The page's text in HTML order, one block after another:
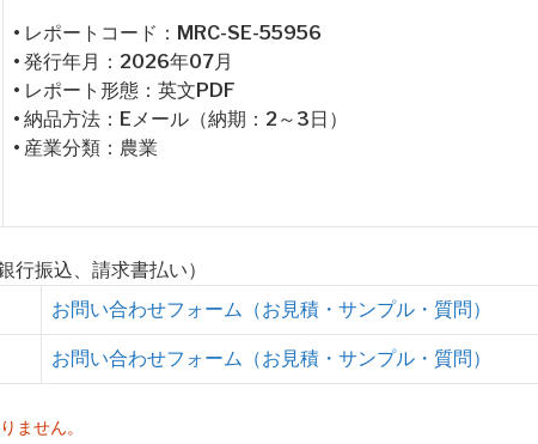
• レポートコード：MRC-SE-55956
• 発行年月：2026年07月
• レポート形態：英文PDF
• 納品方法：Eメール（納期：2～3日）
• 産業分類：農業
振込、請求書払い）
お問い合わせフォーム（お見積・サンプル・質問）
お問い合わせフォーム（お見積・サンプル・質問）
ません。